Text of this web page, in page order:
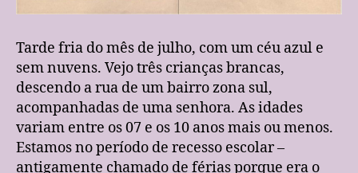
Tarde fria do mês de julho, com um céu azul e
sem nuvens. Vejo três crianças brancas,
descendo a rua de um bairro zona sul,
acompanhadas de uma senhora. As idades
variam entre os 07 e os 10 anos mais ou menos.
Estamos no período de recesso escolar –
antigamente chamado de férias porque era o